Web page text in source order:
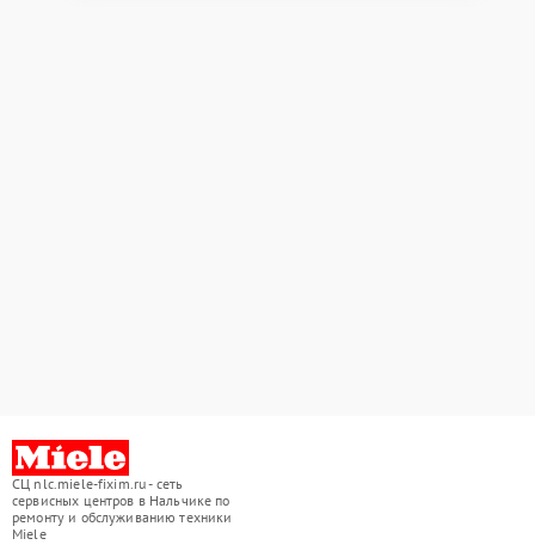
СЦ nlc.miele-fixim.ru - сеть
сервисных центров в Нальчике по
ремонту и обслуживанию техники
Miele